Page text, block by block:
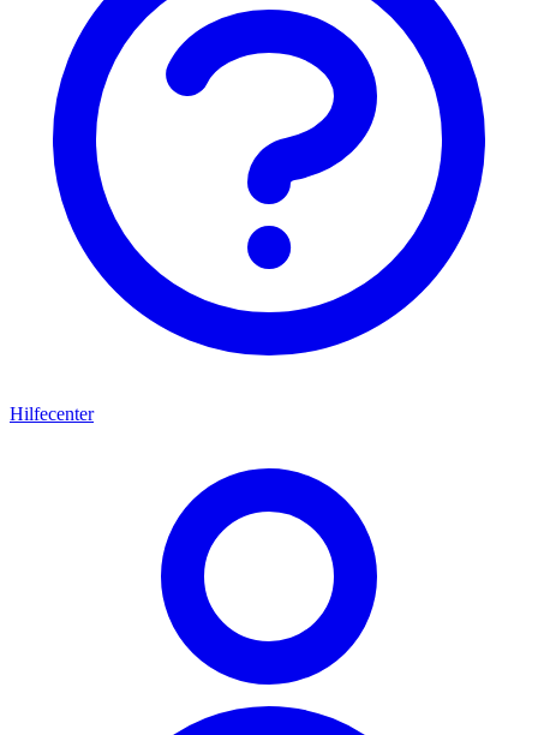
Hilfecenter